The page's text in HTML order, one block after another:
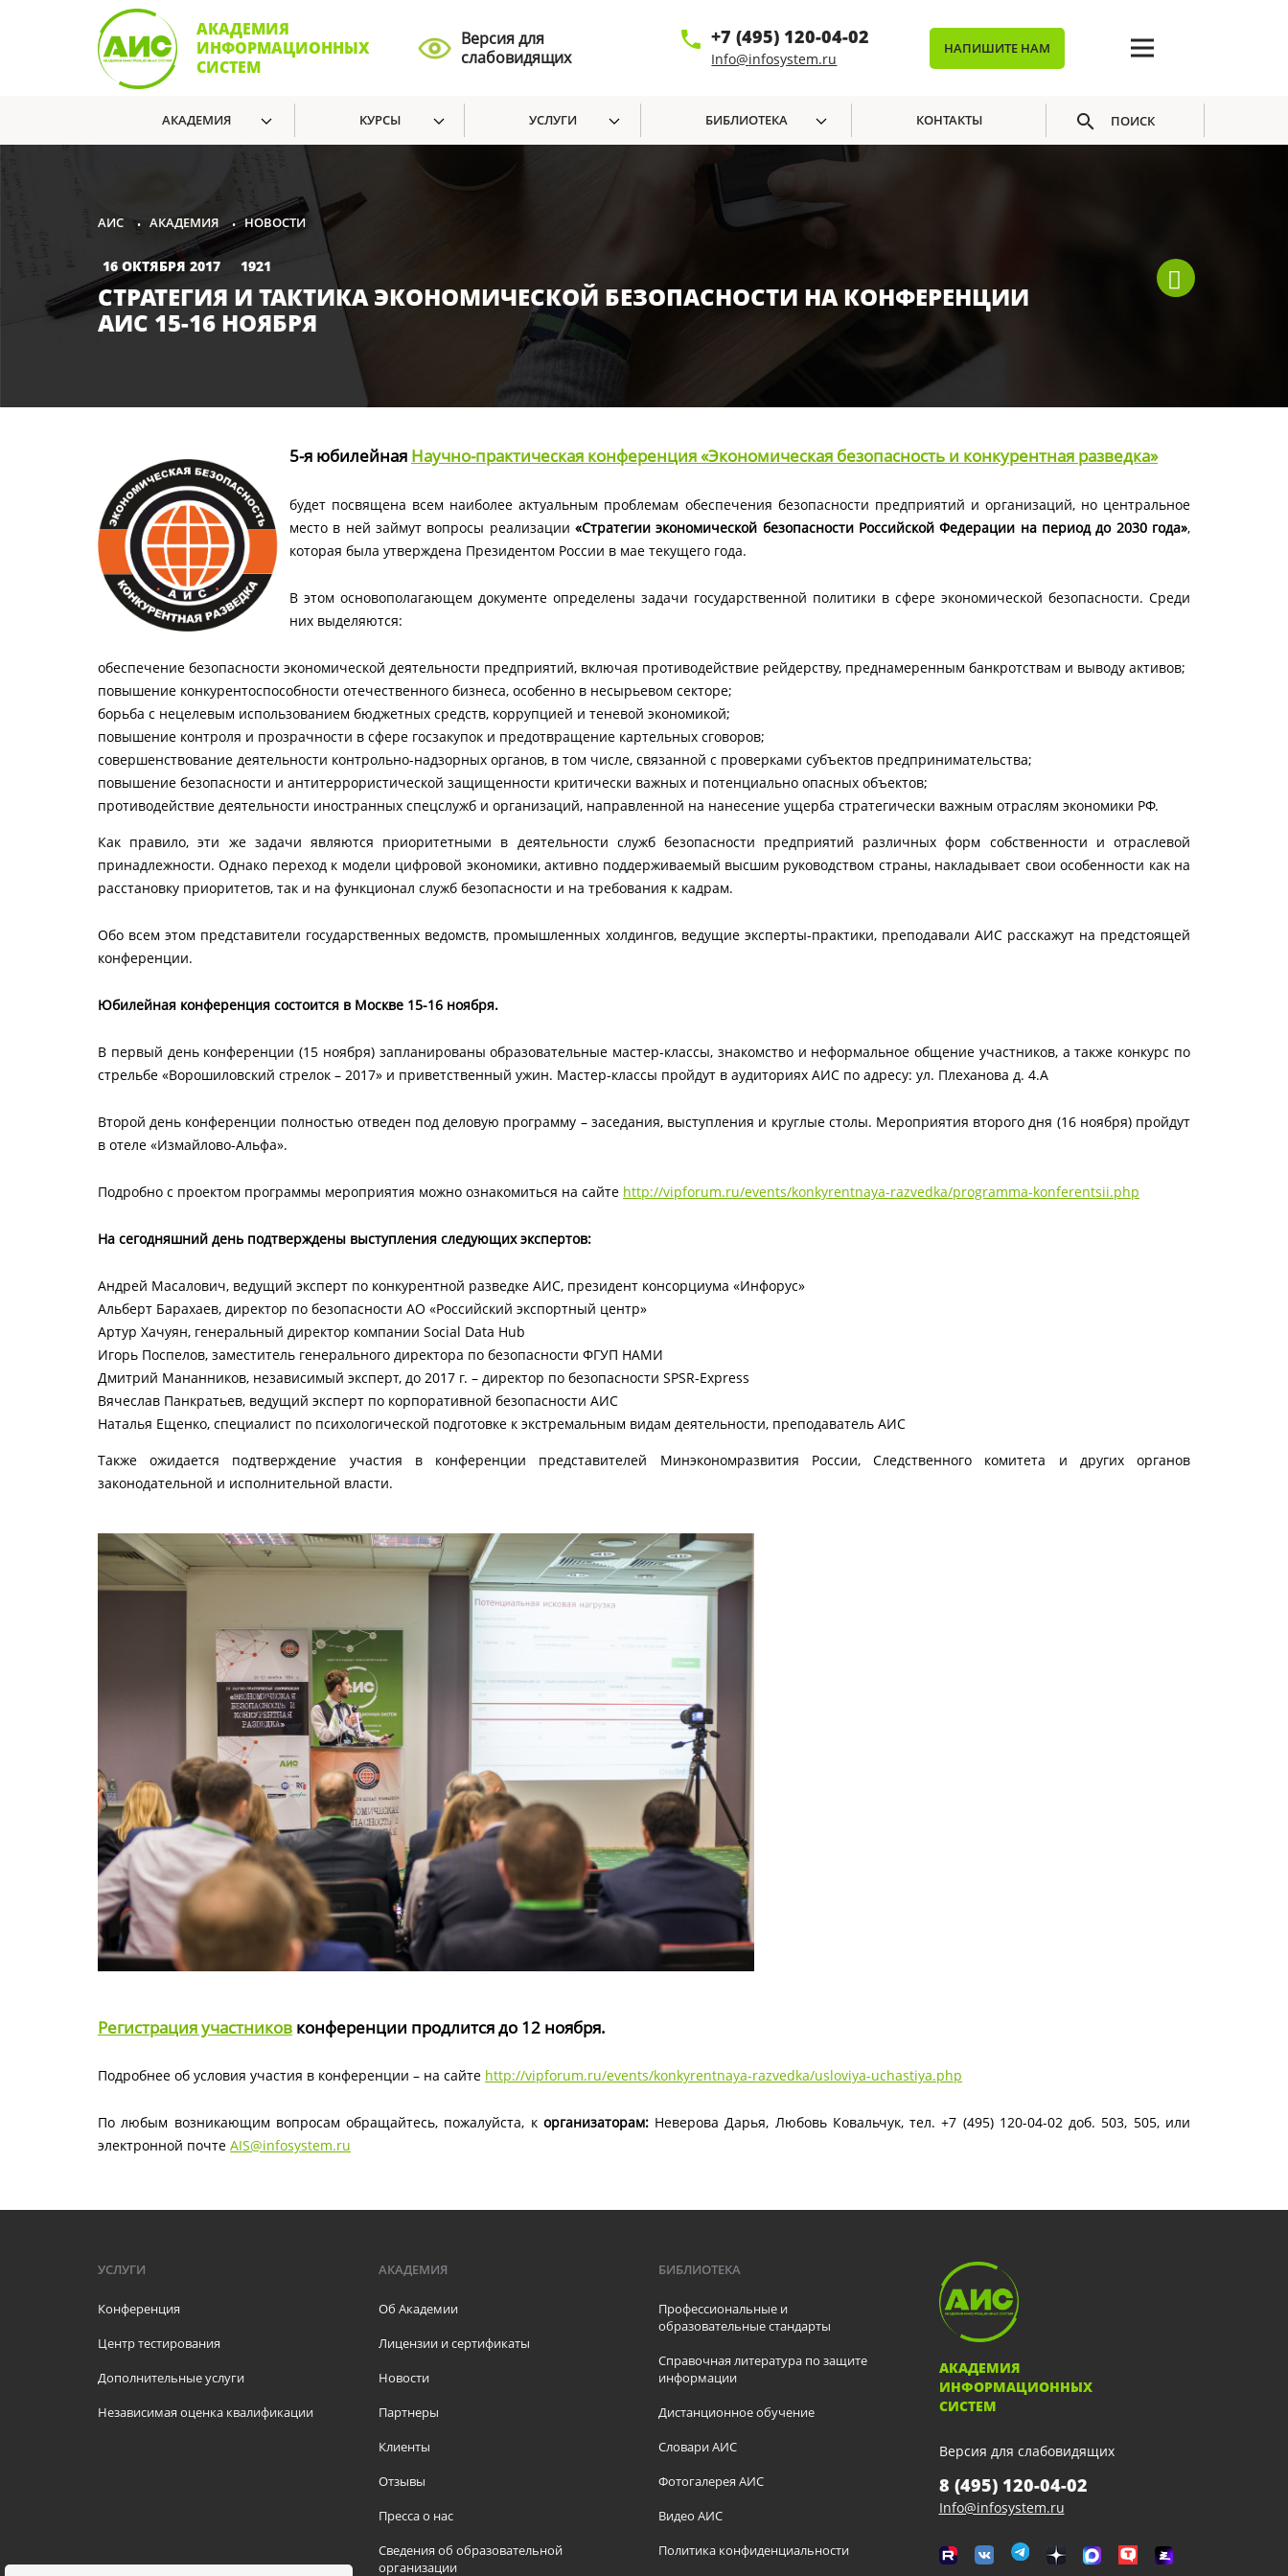
АКАДЕМИЯ
ИНФОРМАЦИОННЫХ
СИСТЕМ
Версия для
слабовидящих
+7 (495) 120-04-02
Info@infosystem.ru
НАПИШИТЕ НАМ
АКАДЕМИЯ КУРСЫ УСЛУГИ БИБЛИОТЕКА КОНТАКТЫ ПОИСК
АИС • АКАДЕМИЯ • НОВОСТИ
16 ОКТЯБРЯ 2017 1921
СТРАТЕГИЯ И ТАКТИКА ЭКОНОМИЧЕСКОЙ БЕЗОПАСНОСТИ НА КОНФЕРЕНЦИИ
АИС 15-16 НОЯБРЯ
5-я юбилейная Научно-практическая конференция «Экономическая безопасность и конкурентная разведка»
будет посвящена всем наиболее актуальным проблемам обеспечения безопасности предприятий и организаций, но центральное
место в ней займут вопросы реализации «Стратегии экономической безопасности Российской Федерации на период до 2030 года»,
которая была утверждена Президентом России в мае текущего года.
В этом основополагающем документе определены задачи государственной политики в сфере экономической безопасности. Среди
них выделяются:
обеспечение безопасности экономической деятельности предприятий, включая противодействие рейдерству, преднамеренным банкротствам и выводу активов;
повышение конкурентоспособности отечественного бизнеса, особенно в несырьевом секторе;
борьба с нецелевым использованием бюджетных средств, коррупцией и теневой экономикой;
повышение контроля и прозрачности в сфере госзакупок и предотвращение картельных сговоров;
совершенствование деятельности контрольно-надзорных органов, в том числе, связанной с проверками субъектов предпринимательства;
повышение безопасности и антитеррористической защищенности критически важных и потенциально опасных объектов;
противодействие деятельности иностранных спецслужб и организаций, направленной на нанесение ущерба стратегически важным отраслям экономики РФ.
Как правило, эти же задачи являются приоритетными в деятельности служб безопасности предприятий различных форм собственности и отраслевой
принадлежности. Однако переход к модели цифровой экономики, активно поддерживаемый высшим руководством страны, накладывает свои особенности как на
расстановку приоритетов, так и на функционал служб безопасности и на требования к кадрам.
Обо всем этом представители государственных ведомств, промышленных холдингов, ведущие эксперты-практики, преподавали АИС расскажут на предстоящей
конференции.
Юбилейная конференция состоится в Москве 15-16 ноября.
В первый день конференции (15 ноября) запланированы образовательные мастер-классы, знакомство и неформальное общение участников, а также конкурс по
стрельбе «Ворошиловский стрелок – 2017» и приветственный ужин. Мастер-классы пройдут в аудиториях АИС по адресу: ул. Плеханова д. 4.А
Второй день конференции полностью отведен под деловую программу – заседания, выступления и круглые столы. Мероприятия второго дня (16 ноября) пройдут
в отеле «Измайлово-Альфа».
Подробно с проектом программы мероприятия можно ознакомиться на сайте http://vipforum.ru/events/konkyrentnaya-razvedka/programma-konferentsii.php
На сегодняшний день подтверждены выступления следующих экспертов:
Андрей Масалович, ведущий эксперт по конкурентной разведке АИС, президент консорциума «Инфорус»
Альберт Барахаев, директор по безопасности АО «Российский экспортный центр»
Артур Хачуян, генеральный директор компании Social Data Hub
Игорь Поспелов, заместитель генерального директора по безопасности ФГУП НАМИ
Дмитрий Мананников, независимый эксперт, до 2017 г. – директор по безопасности SPSR-Express
Вячеслав Панкратьев, ведущий эксперт по корпоративной безопасности АИС
Наталья Ещенко, специалист по психологической подготовке к экстремальным видам деятельности, преподаватель АИС
Также ожидается подтверждение участия в конференции представителей Минэкономразвития России, Следственного комитета и других органов
законодательной и исполнительной власти.
Регистрация участников конференции продлится до 12 ноября.
Подробнее об условия участия в конференции – на сайте http://vipforum.ru/events/konkyrentnaya-razvedka/usloviya-uchastiya.php
По любым возникающим вопросам обращайтесь, пожалуйста, корганизаторам:Неверова Дарья, Любовь Ковальчук, тел. +7 (495) 120-04-02 доб. 503, 505, или
электронной почте AIS@infosystem.ru
УСЛУГИ
Конференция
Центр тестирования
Дополнительные услуги
Независимая оценка квалификации
АКАДЕМИЯ
Об Академии
Лицензии и сертификаты
Новости
Партнеры
Клиенты
Отзывы
Пресса о нас
Сведения об образовательной
организации
БИБЛИОТЕКА
Профессиональные и
образовательные стандарты
Справочная литература по защите
информации
Дистанционное обучение
Словари АИС
Фотогалерея АИС
Видео АИС
Политика конфиденциальности
АКАДЕМИЯ
ИНФОРМАЦИОННЫХ
СИСТЕМ
Версия для слабовидящих
8 (495) 120-04-02
Info@infosystem.ru